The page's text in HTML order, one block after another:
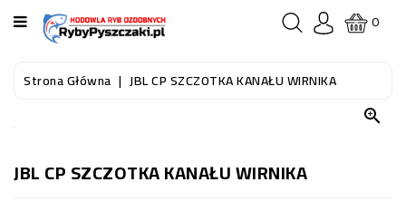
KATEGORIA
STRONA
AKWARIOWE
0
Strona Główna JBL CP SZCZOTKA KANAŁU WIRNIKA

JBL CP SZCZOTKA KANAŁU WIRNIKA